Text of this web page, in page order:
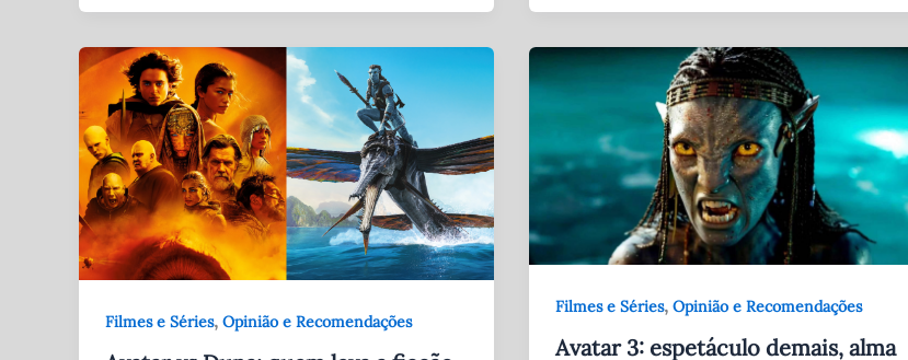
Filmes e Séries, Opinião e Recomendações
Filmes e Séries, Opinião e Recomendações
Avatar 3: espetáculo demais, alma